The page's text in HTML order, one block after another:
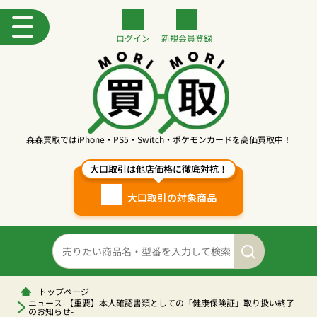
森森買取ではiPhone・PS5・Switch・ポケモンカードを高価買取中！
ログイン 新規会員登録
大口取引は他店価格に徹底対抗！
大口取引の対象商品
トップページ
ニュース-【重要】本人確認書類としての「健康保険証」取り扱い終了
のお知らせ-